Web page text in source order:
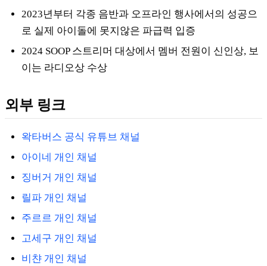
2023년부터 각종 음반과 오프라인 행사에서의 성공으
로 실제 아이돌에 못지않은 파급력 입증
2024 SOOP 스트리머 대상에서 멤버 전원이 신인상, 보
이는 라디오상 수상
외부 링크
왁타버스 공식 유튜브 채널
아이네 개인 채널
징버거 개인 채널
릴파 개인 채널
주르르 개인 채널
고세구 개인 채널
비챤 개인 채널